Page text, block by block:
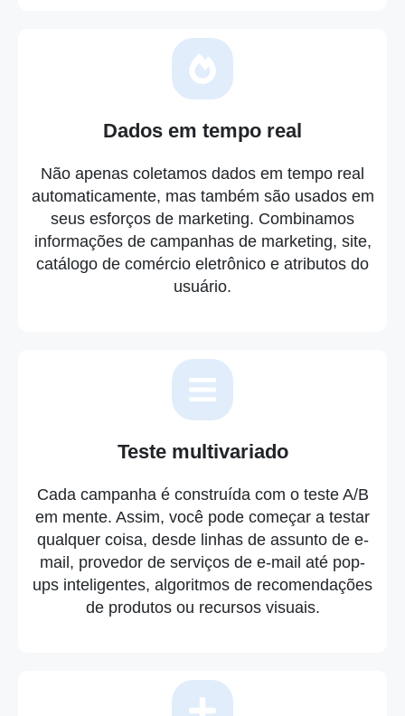
Dados em tempo real
Não apenas coletamos dados em tempo real
automaticamente, mas também são usados em
seus esforços de marketing. Combinamos
informações de campanhas de marketing, site,
catálogo de comércio eletrônico e atributos do
usuário.
Teste multivariado
Cada campanha é construída com o teste A/B
em mente. Assim, você pode começar a testar
qualquer coisa, desde linhas de assunto de e-
mail, provedor de serviços de e-mail até pop-
ups inteligentes, algoritmos de recomendações
de produtos ou recursos visuais.